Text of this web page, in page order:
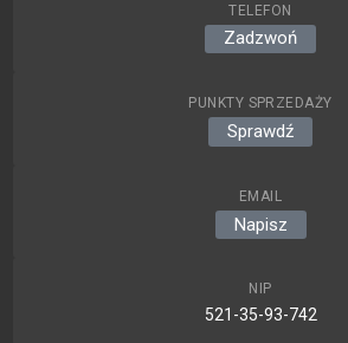
TELEFON
Zadzwoń
PUNKTY SPRZEDAŻY
Sprawdź
EMAIL
Napisz
NIP
521-35-93-742